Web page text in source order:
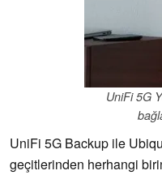
UniFi 5G
UniFi 5G Backup ile
geçitlerinden herhangi